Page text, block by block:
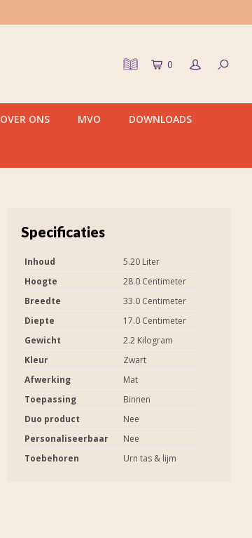
0
OVER ONS MVO DOWNLOADS
Specificaties
Inhoud
5.20 Liter
Hoogte
28.0 Centimeter
Breedte
33.0 Centimeter
Diepte
17.0 Centimeter
Gewicht
2.2 Kilogram
Kleur
Zwart
Afwerking
Mat
Toepassing
Binnen
Duo product
Nee
Personaliseerbaar
Nee
Toebehoren
Urn tas & lijm